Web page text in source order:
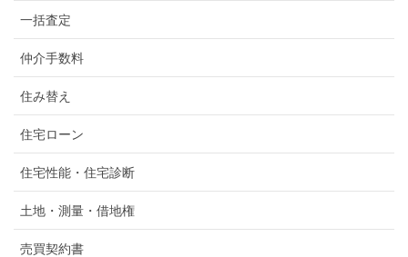
一括査定
仲介手数料
住み替え
住宅ローン
住宅性能・住宅診断
土地・測量・借地権
売買契約書